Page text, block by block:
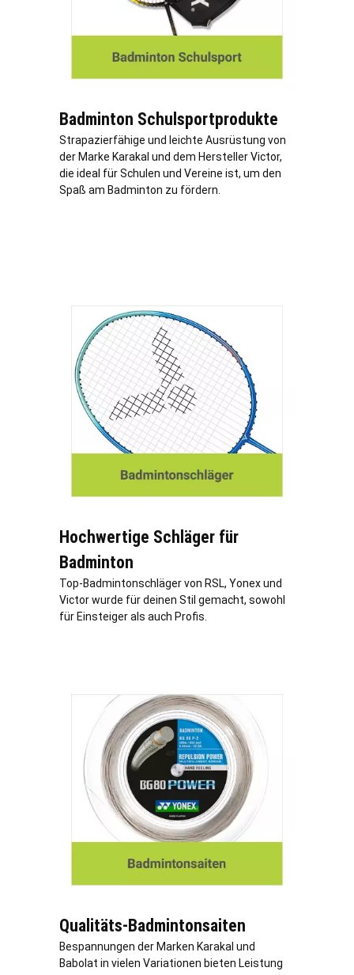
Badminton Schulsportprodukte
Strapazierfähige und leichte Ausrüstung von
der Marke Karakal und dem Hersteller Victor,
die ideal für Schulen und Vereine ist, um den
Spaß am Badminton zu fördern.
Hochwertige Schläger für
Badminton
Top-Badmintonschläger von RSL, Yonex und
Victor wurde für deinen Stil gemacht, sowohl
für Einsteiger als auch Profis.
Qualitäts-Badmintonsaiten
Bespannungen der Marken Karakal und
Babolat in vielen Variationen bieten Leistung